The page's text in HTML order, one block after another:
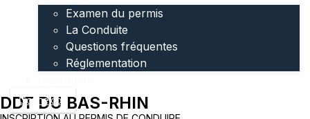
Examen du permis
La Conduite
Questions fréquentes
Réglementation
Connexion
DDT DU BAS-RHIN